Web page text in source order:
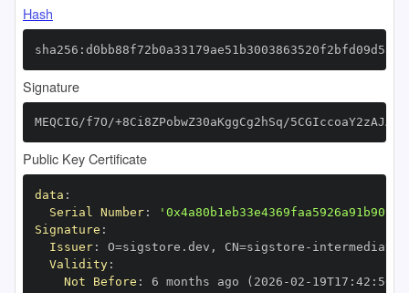
Hash
Signature
MEQCIG/f7O/+8Ci8ZPobwZ30aKggCg2hSq/
Public Key Certificate
data :
Serial Number:
Signature :
Issuer: O=sigstore.dev , CN=sigstore -
Validity:
Not Before : 6 months ago (2026 -02 - 19T17 : 42 :